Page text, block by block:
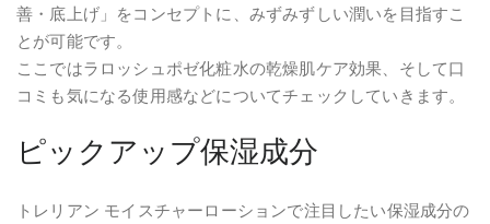
善・底上げ」をコンセプトに、みずみずしい潤いを目指すこ
とが可能です。
ここではラロッシュポゼ化粧水の乾燥肌ケア効果、そして口
コミも気になる使用感などについてチェックしていきます。
ピックアップ保湿成分
トレリアン モイスチャーローションで注目したい保湿成分の